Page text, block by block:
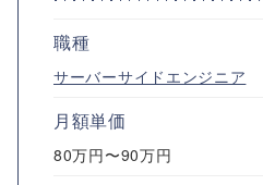
職種
サーバーサイドエンジニア
月額単価
80万円〜90万円